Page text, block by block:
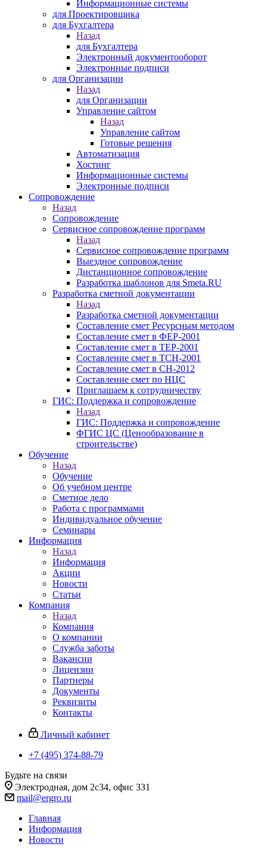
Информационные системы
для Проектировщика
для Бухгалтера
Назад
для Бухгалтера
Электронный документооборот
Электронные подписи
для Организации
Назад
для Организации
Управление сайтом
Назад
Управление сайтом
Готовые решения
Автоматизация
Хостинг
Информационные системы
Электронные подписи
Сопровождение
Назад
Сопровождение
Сервисное сопровождение программ
Назад
Сервисное сопровождение программ
Выездное сопровождение
Дистанционное сопровождение
Разработка шаблонов для Smeta.RU
Разработка сметной документации
Назад
Разработка сметной документации
Составление смет Ресурсным методом
Составление смет в ФЕР-2001
Составление смет в ТЕР-2001
Составление смет в ТСН-2001
Составление смет в СН-2012
Составление смет по НЦС
Приглашаем к сотрудничеству
ГИС: Поддержка и сопровождение
Назад
ГИС: Поддержка и сопровождение
ФГИС ЦС (Ценообразование в
строительстве)
Обучение
Назад
Обучение
Об учебном центре
Сметное дело
Работа с программами
Индивидуальное обучение
Семинары
Информация
Назад
Информация
Акции
Новости
Статьи
Компания
Назад
Компания
О компании
Служба заботы
Вакансии
Лицензии
Партнеры
Документы
Реквизиты
Контакты
Личный кабинет
+7 (495) 374-88-79
Будьте на связи
Электродная, дом 2с34, офис 331
mail@ergro.ru
Главная
Информация
Новости